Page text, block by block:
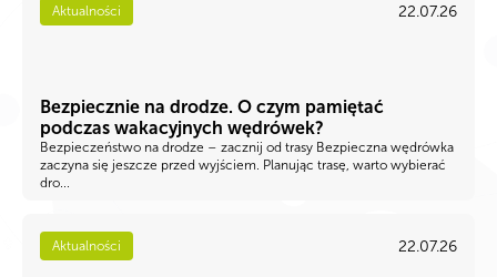
Aktualności 22.07.26
Bezpiecznie na drodze. O czym pamiętać
podczas wakacyjnych wędrówek?
Bezpieczeństwo na drodze – zacznij od trasy Bezpieczna wędrówka
zaczyna się jeszcze przed wyjściem. Planując trasę, warto wybierać
dro...
Aktualności 22.07.26